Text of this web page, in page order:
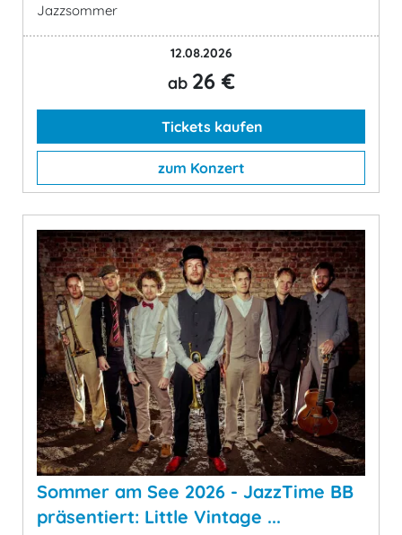
Jazzsommer
12.08.2026
ab 26 €
Tickets kaufen
zum Konzert
Sommer am See 2026 - JazzTime BB
präsentiert: Little Vintage ...